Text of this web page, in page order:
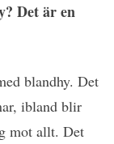
Det är en
blandhy. Det
ibland blir
mot allt. Det